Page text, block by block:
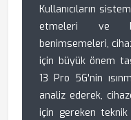
Kullanıcıların
etmeleri ve
benimsemeleri,
için büyük önem
13 Pro 5G'nin
analiz ederek,
için gereken teknik